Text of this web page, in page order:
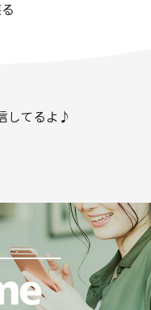
してるよ♪